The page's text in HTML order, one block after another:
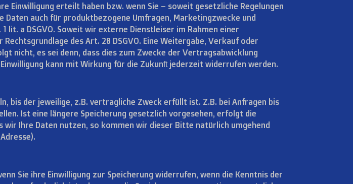
Einwilligung erteilt haben bzw. wenn Sie – soweit gesetzliche Regelungen
auch für produktbezogene Umfragen, Marketingzwecke und
lit. a DSGVO. Soweit wir externe Dienstleiser im Rahmen einer
des Art. 28 DSGVO. Eine Weitergabe, Verkauf oder
nicht, es sei denn, dass dies zum Zwecke der Vertragsabwicklung
kann mit Wirkung für die Zukunft jederzeit widerrufen werden.
bis der jeweilige, z.B. vertragliche Zweck erfüllt ist. Z.B. bei Anfragen bis
Ist eine längere Speicherung gesetzlich vorgesehen, erfolgt die
wir Ihre Daten nutzen, so kommen wir dieser Bitte natürlich umgehend
Sie ihre Einwilligung zur Speicherung widerrufen, wenn die Kenntnis der